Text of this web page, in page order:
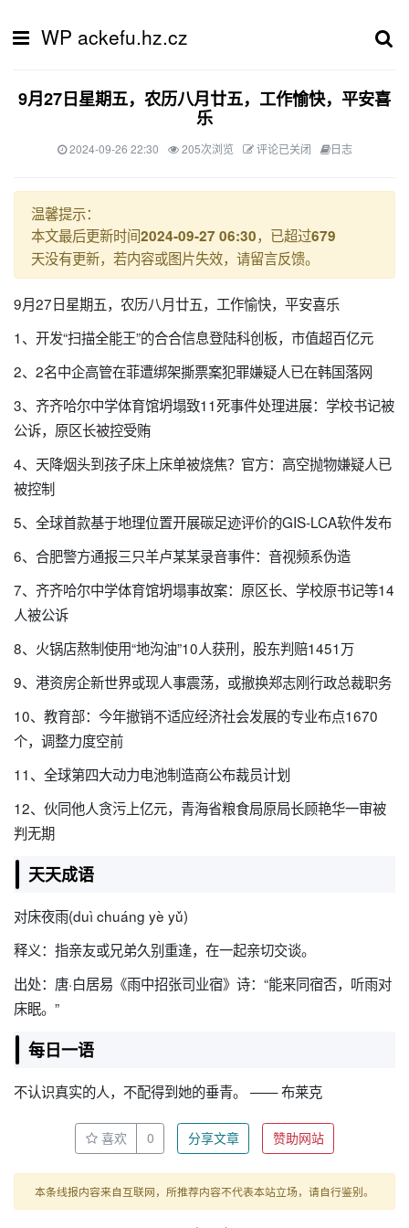
WP ackefu.hz.cz
9月27日星期五，农历八月廿五，工作愉快，平安喜
乐
2024-09-26 22:30 205次浏览 评论已关闭 日志
温馨提示：
本文最后更新时间2024-09-27 06:30，已超过679
天没有更新，若内容或图片失效，请留言反馈。
9月27日星期五，农历八月廿五，工作愉快，平安喜乐
1、开发“扫描全能王”的合合信息登陆科创板，市值超百亿元
2、2名中企高管在菲遭绑架撕票案犯罪嫌疑人已在韩国落网
3、齐齐哈尔中学体育馆坍塌致11死事件处理进展：学校书记被
公诉，原区长被控受贿
4、天降烟头到孩子床上床单被烧焦？官方：高空抛物嫌疑人已
被控制
5、全球首款基于地理位置开展碳足迹评价的GIS-LCA软件发布
6、合肥警方通报三只羊卢某某录音事件：音视频系伪造
7、齐齐哈尔中学体育馆坍塌事故案：原区长、学校原书记等14
人被公诉
8、火锅店熬制使用“地沟油”10人获刑，股东判赔1451万
9、港资房企新世界或现人事震荡，或撤换郑志刚行政总裁职务
10、教育部：今年撤销不适应经济社会发展的专业布点1670
个，调整力度空前
11、全球第四大动力电池制造商公布裁员计划
12、伙同他人贪污上亿元，青海省粮食局原局长顾艳华一审被
判无期
天天成语
对床夜雨(duì chuáng yè yǔ)
释义：指亲友或兄弟久别重逢，在一起亲切交谈。
出处：唐·白居易《雨中招张司业宿》诗：“能来同宿否，听雨对
床眠。”
每日一语
不认识真实的人，不配得到她的垂青。 —— 布莱克
喜欢 0 分享文章 赞助网站
本条线报内容来自互联网，所推荐内容不代表本站立场，请自行鉴别。